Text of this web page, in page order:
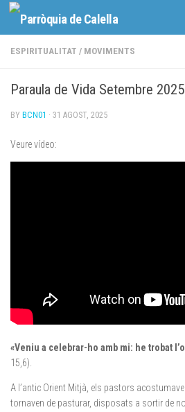
Skip to content
ESPIRITUALITAT / MOVIMENTS
Paraula de Vida Setembre 2025
BY BCN01 · 31 AGOST, 2025
Veure vídeo:
«Veniu a celebrar-ho amb mi: he trobat
15,6).
A l’antic Orient Mitjà, els pastors
tornaven de pasturar, disposats a sortir de